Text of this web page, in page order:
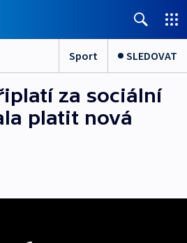
Sport SLEDOVAT
za sociální
platit nová